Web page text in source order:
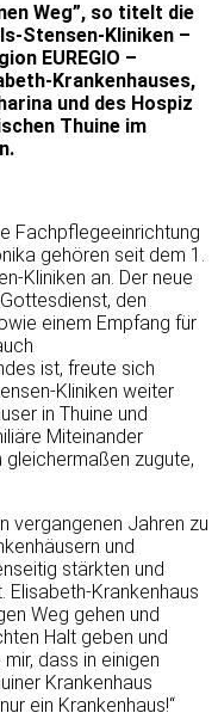
Weg”, so titelt die
Stensen-Kliniken –
EUREGIO –
Krankenhauses,
und des Hospiz
Thuine im
Fachpflegeeinrichtung
gehören seit dem 1.
Kliniken an. Der neue
den
einem Empfang für
ist, freute sich
Kliniken weiter
in Thuine und
Miteinander
zugute,
vergangenen Jahren zu
und
stärkten und
Elisabeth-Krankenhaus
Weg gehen und
Halt geben und
dass in einigen
Krankenhaus
ein Krankenhaus!“